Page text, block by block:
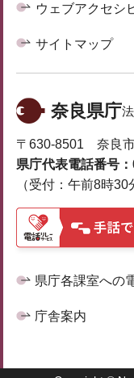
ウェブアクセシ
サイトマップ
奈良県庁
〒630-8501 奈良
県庁代表電話番号：
（受付：午前8時30
県庁各課室への
庁舎案内